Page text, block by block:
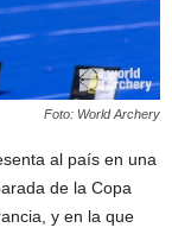
Foto: World Archery
al país en una
de la Copa
y en la que